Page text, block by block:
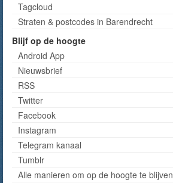
Tagcloud
Straten & postcodes in Barendrecht
Blijf op de hoogte
Android App
Nieuwsbrief
RSS
Twitter
Facebook
Instagram
Telegram kanaal
Tumblr
Alle manieren om op de hoogte te blijven